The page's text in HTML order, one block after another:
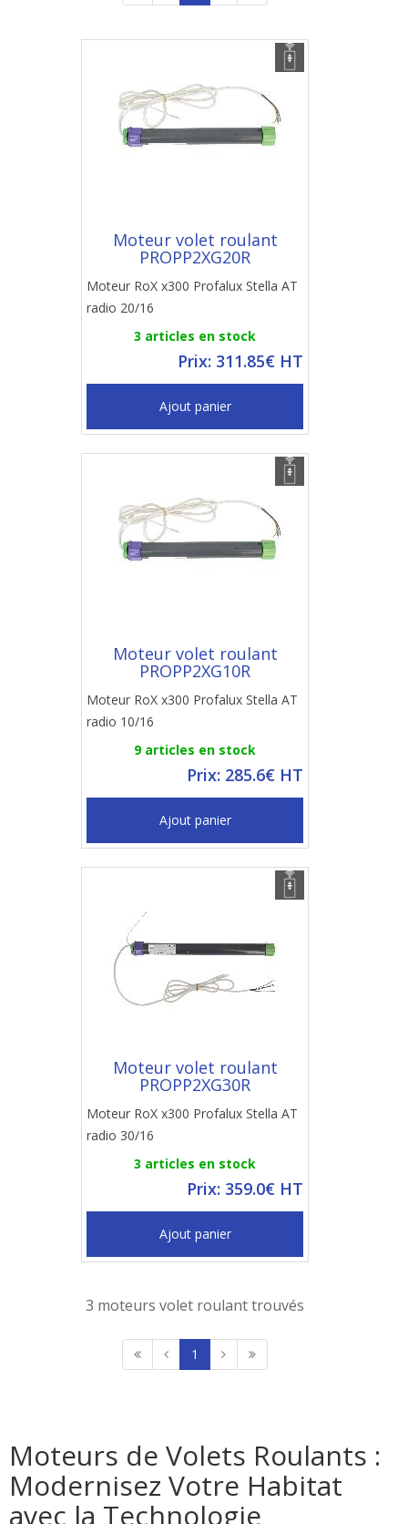
Moteur volet roulant
PROPP2XG20R
Moteur RoX x300 Profalux Stella AT
radio 20/16
3 articles en stock
Prix: 311.85€ HT
Ajout panier
Moteur volet roulant
PROPP2XG10R
Moteur RoX x300 Profalux Stella AT
radio 10/16
9 articles en stock
Prix: 285.6€ HT
Ajout panier
Moteur volet roulant
PROPP2XG30R
Moteur RoX x300 Profalux Stella AT
radio 30/16
3 articles en stock
Prix: 359.0€ HT
Ajout panier
3 moteurs volet roulant trouvés
1
Moteurs de Volets Roulants :
Modernisez Votre Habitat
avec la Technologie